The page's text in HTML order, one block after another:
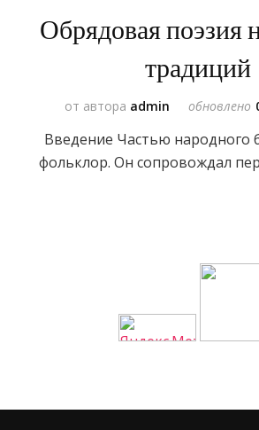
Обрядовая поэзия
традиций
от автора admin обновлено
Введение Частью народного
фольклор. Он сопровождал